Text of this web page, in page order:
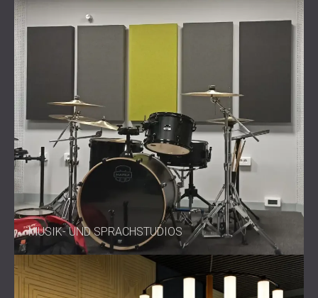
MUSIK- UND SPRACHSTUDIOS